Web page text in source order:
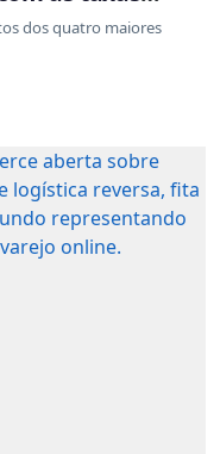
dos quatro maiores